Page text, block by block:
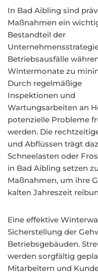
In Bad Aibling sind
Maßnahmen ein
Bestandteil der
Betriebsausfälle
Wintermonate zu
Durch regelmäßige
Inspektionen und
Wartungsarbeiten an
potenzielle Probleme
werden. Die
und Abflüssen trägt
Schneelasten oder
in Bad Aibling setzen
Maßnahmen, um ihre
kalten Jahreszeit
Eine effektive
Sicherstellung der
Betriebsgebäuden.
werden sorgfältig
Mitarbeitern und